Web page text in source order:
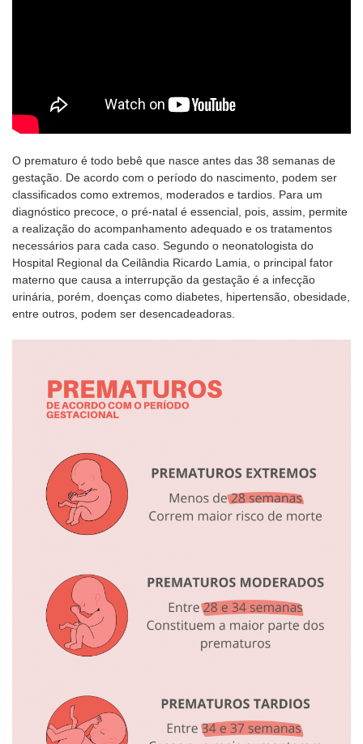
O prematuro é todo bebê que nasce antes das 38 semanas de
gestação. De acordo com o período do nascimento, podem ser
classificados como extremos, moderados e tardios. Para um
diagnóstico precoce, o pré-natal é essencial, pois, assim, permite
a realização do acompanhamento adequado e os tratamentos
necessários para cada caso. Segundo o neonatologista do
Hospital Regional da Ceilândia Ricardo Lamia, o principal fator
materno que causa a interrupção da gestação é a infecção
urinária, porém, doenças como diabetes, hipertensão, obesidade,
entre outros, podem ser desencadeadoras.